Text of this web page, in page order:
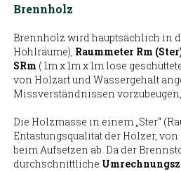
Brennholz
Brennholz wird hauptsächlich in
Hohlräume), Raummeter Rm
SRm ( 1m x 1m x 1m lose
von Holzart und Wassergehalt
Missverständnissen
Die Holzmasse in einem „Ster“
Entastungsqualität der Hölzer,
beim Aufsetzen ab. Da der
durchschnittliche